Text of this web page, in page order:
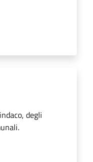
degli